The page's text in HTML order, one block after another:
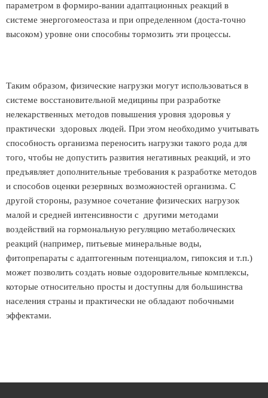
параметром в формиро-вании адаптационных реакций в
системе энергогомеостаза и при определенном (доста-точно
высоком) уровне они способны тормозить эти процессы.
Таким образом, физические нагрузки могут использоваться в
системе восстановительной медицины при разработке
нелекарственных методов повышения уровня здоровья у
практически здоровых людей. При этом необходимо учитывать
способность организма переносить нагрузки такого рода для
того, чтобы не допустить развития негативных реакций, и это
предъявляет дополнительные требования к разработке методов
и способов оценки резервных возможностей организма. С
другой стороны, разумное сочетание физических нагрузок
малой и средней интенсивности с другими методами
воздействий на гормональную регуляцию метаболических
реакций (например, питьевые минеральные воды,
фитопрепараты с адаптогенным потенциалом, гипоксия и т.п.)
может позволить создать новые оздоровительные комплексы,
которые относительно просты и доступны для большинства
населения страны и практически не обладают побочными
эффектами.